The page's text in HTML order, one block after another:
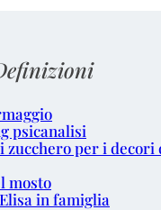
psicanalisi
zucchero per i decori
mosto
in famiglia